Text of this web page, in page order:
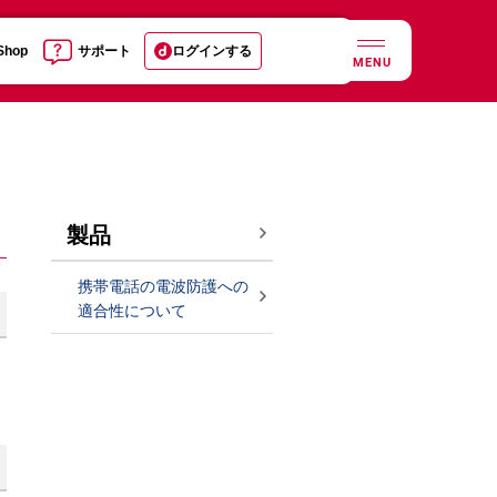
サポート ログインする
MENU
製品
携帯電話の電波防護への
適合性について